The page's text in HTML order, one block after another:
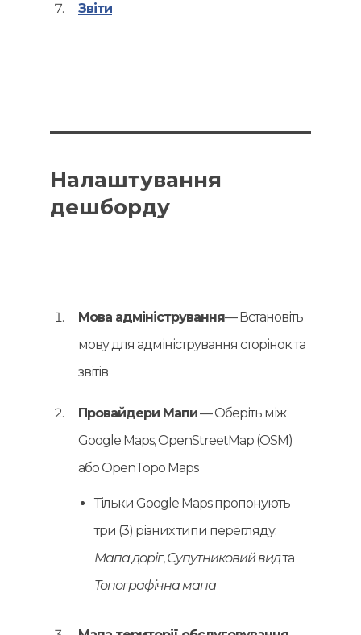
Звіти
Налаштування
дешборду
Мова адміністрування— Встановіть
мову для адміністрування сторінок та
звітів
Провайдери Мапи— Оберіть між
Google Maps, OpenStreetMap (OSM)
або OpenTopo Maps
Тільки Google Maps пропонують
три (3) різних типи перегляду:
Мапа доріг,Супутниковий видта
Топографічна мапа